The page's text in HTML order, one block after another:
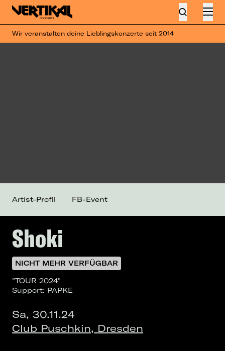
Wir veranstalten deine Lieblingskonzerte seit 2014
Shoki
NICHT MEHR VERFÜGBAR
"TOUR 2024"
Support: PAPKE
Sa, 30.11.24
Club Puschkin, Dresden
Artist-Profil FB-Event